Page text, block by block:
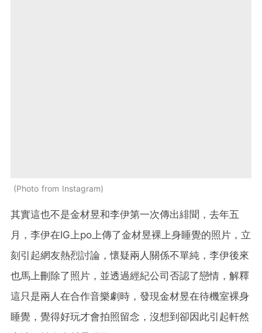
Photo from Instagram
其實這也不是金材昱和李伊第一次傳出緋聞，去年五
月，李伊在IG上po上傳了金材昱裸上身睡覺的照片，立
刻引起網友熱烈討論，懷疑兩人關係不單純，李伊後來
也馬上刪除了照片，並透過經紀公司否認了戀情，解釋
這只是兩人在合作音樂劇時，發現金材昱在待機室裸身
睡覺，覺得好玩才會拍照留念，沒想到卻因此引起軒然